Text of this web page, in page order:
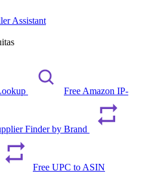
Assistant
Free Amazon IP-
Finder by Brand
Free UPC to ASIN